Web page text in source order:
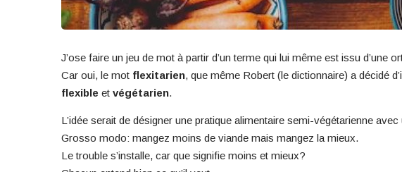
J’ose faire un jeu de mot à partir d’un terme qui lui même est issu d’une
Car oui, le mot flexitarien, que même Robert (le dictionnaire) a décidé
flexible et végétarien.
L’idée serait de désigner une pratique alimentaire semi-végétarienne
Grosso modo: mangez moins de viande mais mangez la mieux.
Le trouble s’installe, car que signifie moins et mieux?